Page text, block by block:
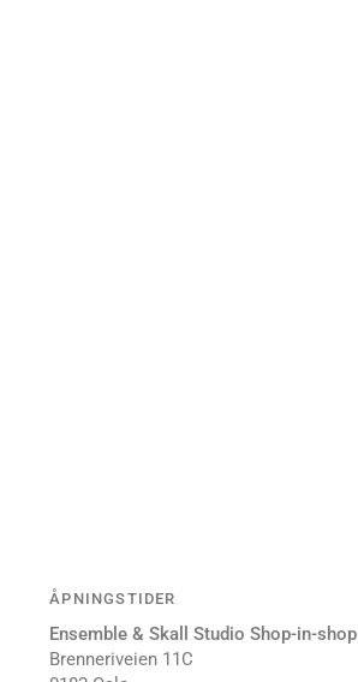
ÅPNINGSTIDER
Ensemble & Skall Studio Shop-in-shop
Brenneriveien 11C